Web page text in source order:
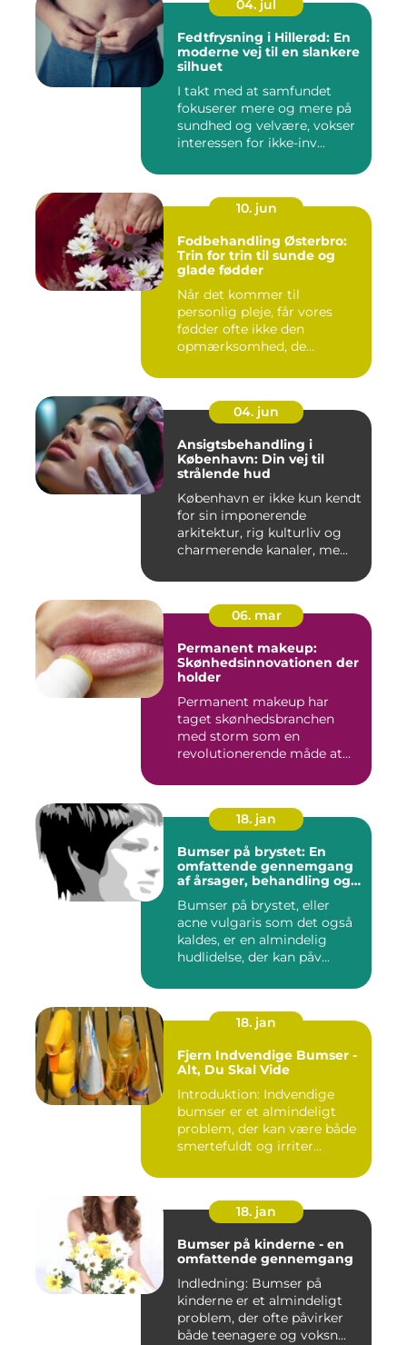
04. jul
Fedtfrysning i Hillerød: En
moderne vej til en slankere
silhuet
I takt med at samfundet
fokuserer mere og mere på
sundhed og velvære, vokser
interessen for ikke-inv...
10. jun
Fodbehandling Østerbro:
Trin for trin til sunde og
glade fødder
Når det kommer til
personlig pleje, får vores
fødder ofte ikke den
opmærksomhed, de
04. jun
Ansigtsbehandling i
København: Din vej til
strålende hud
København er ikke kun kendt
for sin imponerende
arkitektur, rig kulturliv og
charmerende kanaler, me...
06. mar
Permanent makeup:
Skønhedsinnovationen der
holder
Permanent makeup har
taget skønhedsbranchen
med storm som en
revolutionerende måde at
18. jan
Bumser på brystet: En
omfattende gennemgang
af årsager, behandling og
Bumser på brystet, eller
acne vulgaris som det også
kaldes, er en almindelig
hudlidelse, der kan påv...
18. jan
Fjern Indvendige Bumser -
Alt, Du Skal Vide
Introduktion: Indvendige
bumser er et almindeligt
problem, der kan være både
smertefuldt og irriter...
18. jan
Bumser på kinderne - en
omfattende gennemgang
Indledning: Bumser på
kinderne er et almindeligt
problem, der ofte påvirker
både teenagere og voksn...